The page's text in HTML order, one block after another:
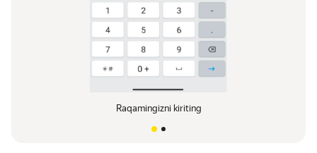
Raqamingizni kiriting